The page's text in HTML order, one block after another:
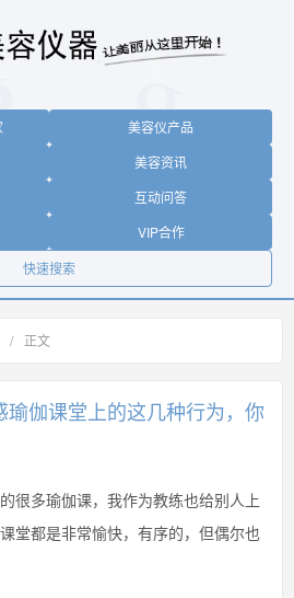
美容仪产品
美容资讯
互动问答
VIP合作
快速搜索
/ 正文
伽课堂上的这几种行为，你
很多瑜伽课，我作为教练也给别人上
堂都是非常愉快，有序的，但偶尔也